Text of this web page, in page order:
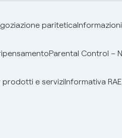
paritetica
Parental Control –
prodotti e serviziInformativa